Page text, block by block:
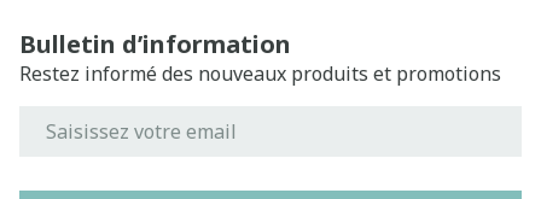
Bulletin d’information
Restez informé des nouveaux produits et promotions